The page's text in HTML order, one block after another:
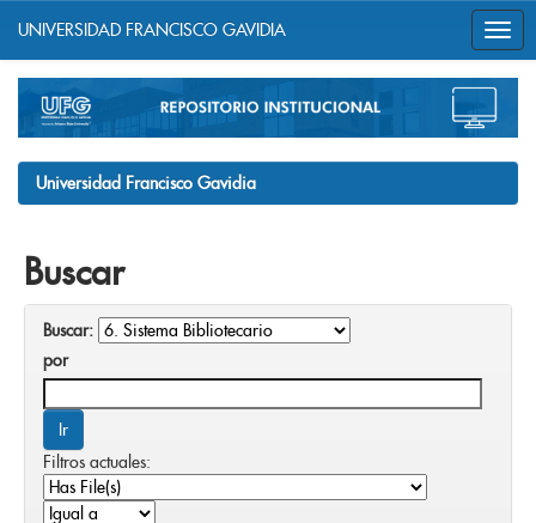
navigation
UNIVERSIDAD FRANCISCO GAVIDIA
Universidad Francisco Gavidia
Buscar
Buscar:
por
Filtros actuales: